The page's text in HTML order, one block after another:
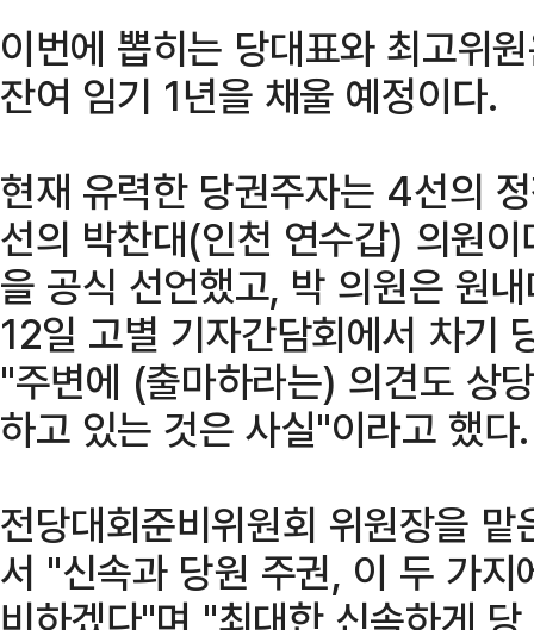
이번에 뽑히는 당대표와 최고위
잔여 임기 1년을 채울 예정이다.
현재 유력한 당권주자는 4선의
선의 박찬대(인천 연수갑) 의원
을 공식 선언했고, 박 의원은 원
12일 고별 기자간담회에서 차기
"주변에 (출마하라는) 의견도 상
하고 있는 것은 사실"이라고 했다.
전당대회준비위원회 위원장을
서 "신속과 당원 주권, 이 두 가
비하겠다"며 "최대한 신속하게